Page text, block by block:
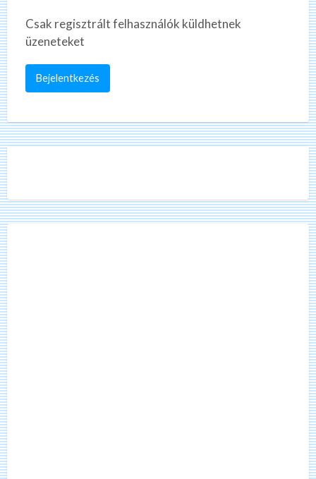
Csak regisztrált felhasználók küldhetnek
üzeneteket
Bejelentkezés